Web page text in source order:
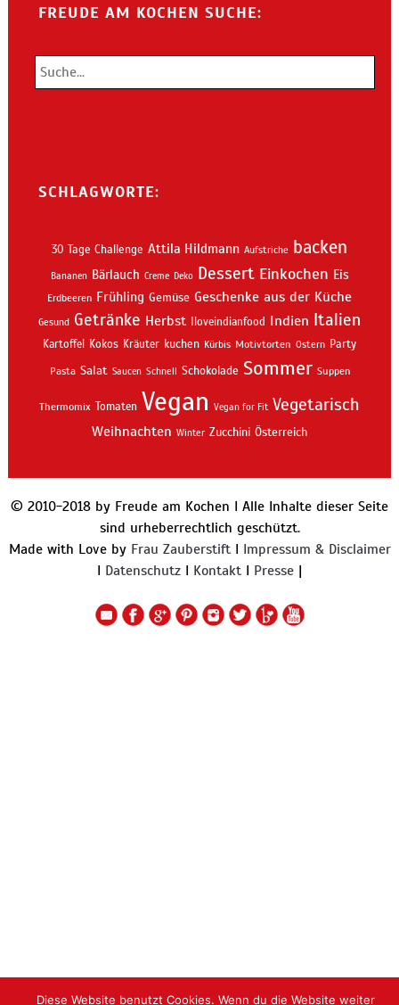
FREUDE AM KOCHEN SUCHE:
SCHLAGWORTE:
30 Tage Challenge Attila Hildmann Aufstriche backen
Bananen Bärlauch Creme Deko Dessert Einkochen Eis
Erdbeeren Frühling Gemüse Geschenke aus der Küche
Gesund Getränke Herbst Iloveindianfood Indien Italien
Kartoffel Kokos Kräuter kuchen Kürbis Motivtorten Ostern Party
Pasta Salat Saucen Schnell Schokolade Sommer Suppen
Thermomix Tomaten Vegan Vegan for Fit Vegetarisch
Weihnachten Winter Zucchini Österreich
© 2010-2018 by Freude am Kochen I Alle Inhalte dieser Seite
sind urheberrechtlich geschützt.
Made with Love by Frau ZauberstiftI Impressum & Disclaimer
I Datenschutz I KontaktI Presse |
Diese Website benutzt Cookies. Wenn du die Website weiter